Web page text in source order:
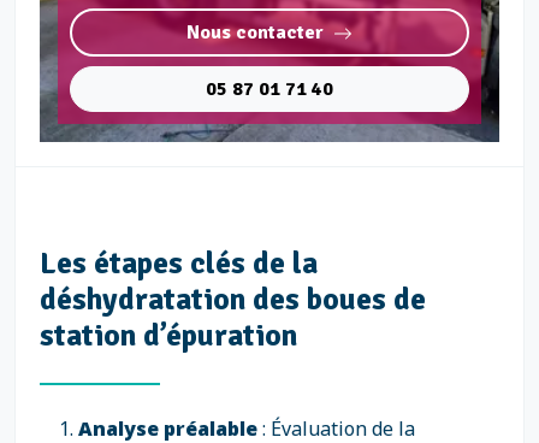
Nous contacter
05 87 01 71 40
Les étapes clés de la
déshydratation des boues de
station d’épuration
Analyse préalable: Évaluation de la